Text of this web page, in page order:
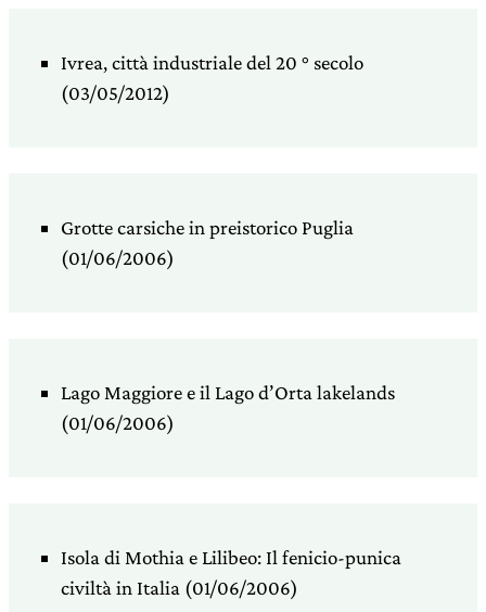
Ivrea, città industriale del 20 ° secolo
(03/05/2012)
Grotte carsiche in preistorico Puglia
(01/06/2006)
Lago Maggiore e il Lago d’Orta lakelands
(01/06/2006)
Isola di Mothia e Lilibeo: Il fenicio-punica
civiltà in Italia (01/06/2006)